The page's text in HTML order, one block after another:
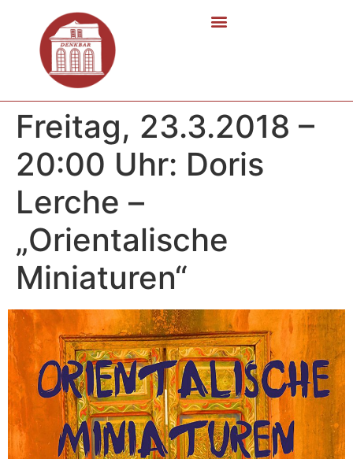
Freitag, 23.3.2018 –
20:00 Uhr: Doris
Lerche –
„Orientalische
Miniaturen“